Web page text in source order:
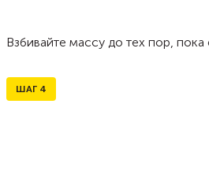
Взбивайте массу до тех пор, пока
ШАГ 4